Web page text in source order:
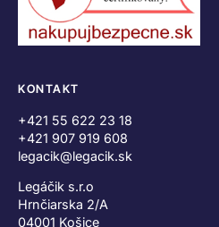
KONTAKT
+421 55 622 23 18
+421 907 919 608
legacik@legacik.sk
Legáčik s.r.o
Hrnčiarska 2/A
04001 Košice